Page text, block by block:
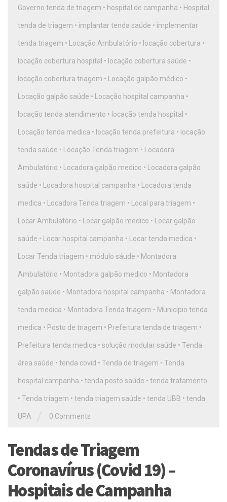
Governo tenda de triagem • hospital de campanha • Hospital
tenda de triagem • implantar tenda saúde • implementar
tenda triagem • Locação Ambulatório • locação cobertura •
locação cobertura hospital • locação cobertura saúde •
locação cobertura triagem • Locação galpão médico •
Locação galpão saúde • Locação hospital campanha •
locação tenda atendimento • locação tenda hospital •
Locação tenda medica • locação tenda prefeitura • locação
tenda saúde • Locação Tenda triagem • Locadora
Ambulatório • Locadora galpão medico • Locadora galpão
saúde • Locadora hospital campanha • Locadora tenda
medica • Locadora Tenda triagem • Local para triagem •
Locar Ambulatório • Locar galpão medico • Locar galpão
saúde • Locar hospital campanha • Locar tenda medica •
Locar Tenda triagem • módulo sáude • Montadora
Ambulatório • Montadora galpão medico • Montadora
galpão saúde • Montadora hospital campanha • Montadora
tenda medica • Montadora Tenda triagem • Município tenda
medica • Posto de triagem • Prefeitura tenda de triagem •
Prefeitura tenda medica • solução modular saúde • Tenda
área saúde • tenda covid • Tenda de triagem • Tenda
hospital campanha • tenda posto saúde • tenda tratamento
• Tenda triagem • tenda triagem saúde • tenda UBB • tenda
UPA 0 Comments
Tendas de Triagem
Coronavírus (Covid 19) –
Hospitais de Campanha